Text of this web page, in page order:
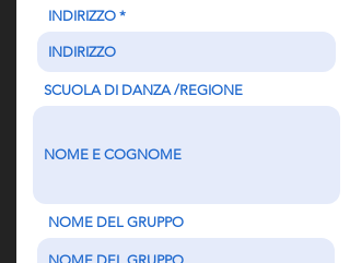
INDIRIZZO
SCUOLA DI DANZA /REGIONE
NOME DEL GRUPPO